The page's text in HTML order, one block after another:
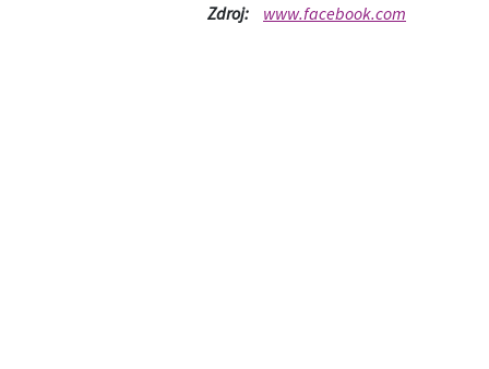
Zdroj: www.facebook.com